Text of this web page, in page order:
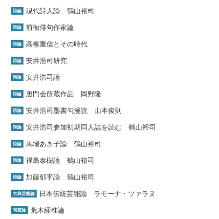
詩論 現代詩人論 鶴山裕司
詩論 前衛俳句作家論
詩論 高柳重信とその時代
詩論 安井浩司研究
詩論 安井浩司論
詩論 唐門会所蔵作品 岡野隆
詩論 安井浩司墨書句漫読 山本俊則
詩論 安井浩司参加初期同人誌を読む 鶴山裕司
詩論 馬場あき子論 鶴山裕司
詩論 福島泰樹論 鶴山裕司
詩論 加藤郁乎論 鶴山裕司
古典芸能論 日本伝統芸能論 ラモーナ・ツァラヌ
写真論 荒木経惟論